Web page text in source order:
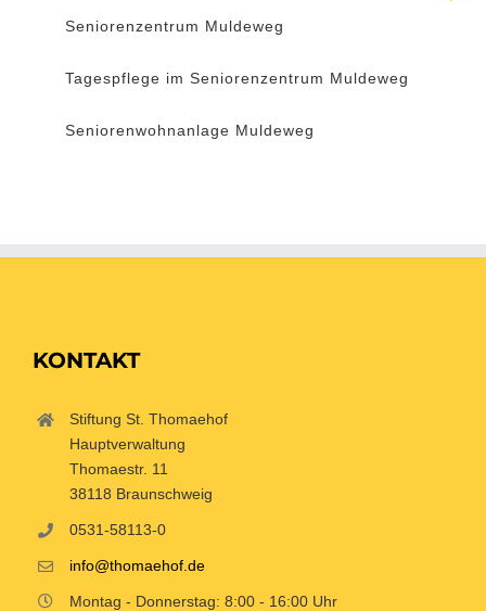
Seniorenzentrum Muldeweg
Tagespflege im Seniorenzentrum Muldeweg
Seniorenwohnanlage Muldeweg
KONTAKT
Stiftung St. Thomaehof
Hauptverwaltung
Thomaestr. 11
38118 Braunschweig
0531-58113-0
info@thomaehof.de
Montag - Donnerstag: 8:00 - 16:00 Uhr